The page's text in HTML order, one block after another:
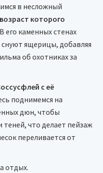
в несложный
которого
В его каменных стенах
ящерицы, добавляя
об охотниках за
с её
поднимемся на
дюн, чтобы
теней, что делает пейзаж
переливается от
отдых.